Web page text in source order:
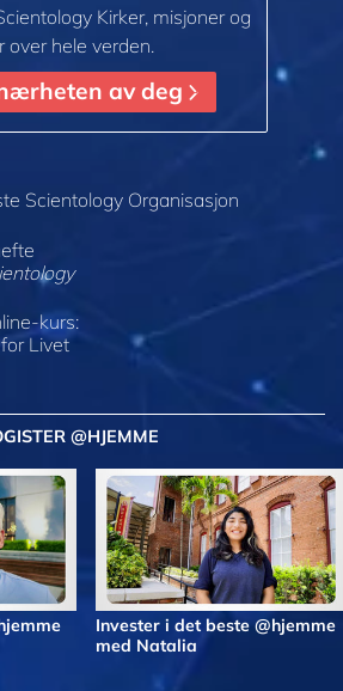
Kirker, misjoner og
over hele verden.
av deg
Scientology Organisasjon
kurs:
Livet
@HJEMME
Invester i det beste @hjemme
med Natalia